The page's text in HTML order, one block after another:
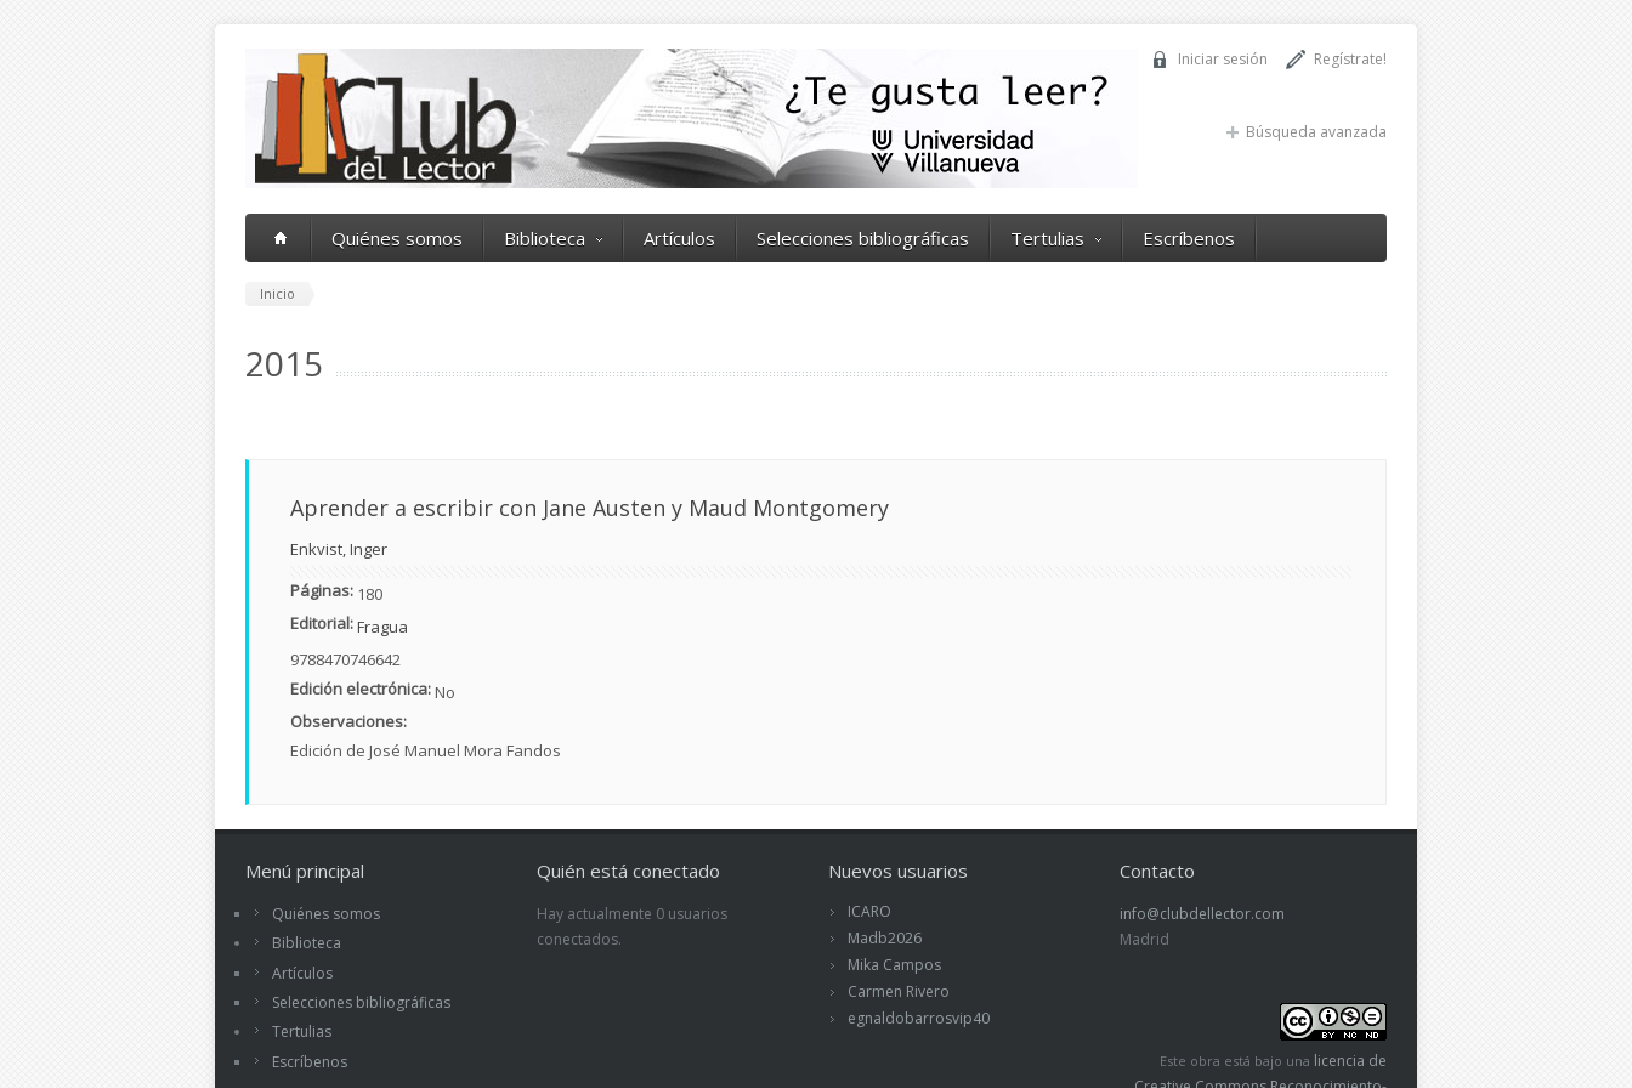
Regístrate!
Iniciar sesión
Búsqueda avanzada
Quiénes somos Biblioteca Artículos Selecciones bibliográficas Tertulias Escríbenos
Inicio
2015
Aprender a escribir con Jane Austen y Maud Montgomery
Enkvist, Inger
Páginas: 180
Editorial:Fragua
9788470746642
Edición electrónica:No
Observaciones:
Edición de José Manuel Mora Fandos
Menú principal
Quiénes somos
Biblioteca
Artículos
Selecciones bibliográficas
Tertulias
Escríbenos
Quién está conectado
Hay actualmente 0 usuarios
conectados.
Nuevos usuarios
ICARO
Madb2026
Mika Campos
Carmen Rivero
egnaldobarrosvip40
Contacto
info@clubdellector.com
Madrid
Este obra está bajo una licencia de